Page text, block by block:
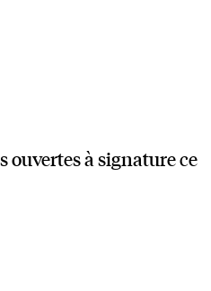
ouvertes à signature ce